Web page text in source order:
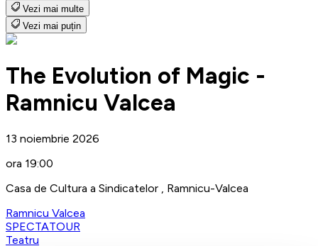
Vezi mai multe
Vezi mai puțin
The Evolution of Magic -
Ramnicu Valcea
13 noiembrie 2026
ora 19:00
Casa de Cultura a Sindicatelor , Ramnicu-Valcea
Ramnicu Valcea
SPECTATOUR
Teatru